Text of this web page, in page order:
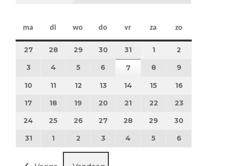
ma maandag
di dinsdag
wo woensdag
do donderdag
vr vrijdag
za zaterdag
zo
27 27 juli 2026
28 28 juli 2026
29 29 juli 2026
3030 juli 2026
31 31 juli 2026
11 augustus 2026
2
3 3 augustus 2026
4 4 augustus 2026
55 augustus 2026
6 6 augustus 2026
7 7 augustus 2026
8 8 augustus 2026
9
10 10 augustus 2026
11 11 augustus 2026
12 12 augustus 2026
13 13 augustus 2026
14 14 augustus 2026
15 15 augustus 2026
16
17 17 augustus 2026
18 18 augustus 2026
19 19 augustus 2026
20 20 augustus 2026
21 21 augustus 2026
22 22 augustus 2026
23
24 24 augustus 2026
25 25 augustus 2026
26 26 augustus 2026
27 27 augustus 2026
28 28 augustus 2026
29 29 augustus 2026
30
3131 augustus 2026
1 1 september 2026
2 2 september 2026
3 3 september 2026
4 4 september 2026
5 5 september 2026
6